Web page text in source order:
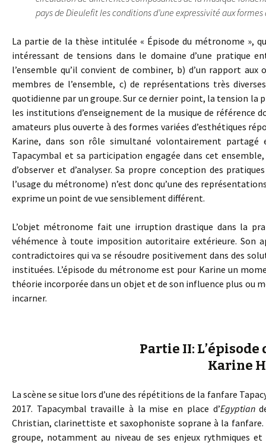
pays de Dieulefit les conditions d’une expressivité aux
La partie de la thèse intitulée « Épisode du métronome »,
intéressant de tensions dans le domaine d’une pratique
l’ensemble qu’il convient de combiner, b) d’un rapport
membres de l’ensemble, c) de représentations très
quotidienne par un groupe. Sur ce dernier point, la tension la
les institutions d’enseignement de la musique de référence
amateurs plus ouverte à des formes variées d’esthétiques
Karine, dans son rôle simultané volontairement partagé
Tapacymbal et sa participation engagée dans cet
d’observer et d’analyser. Sa propre conception des
l’usage du métronome) n’est donc qu’une des
exprime un point de vue sensiblement différent.
L’objet métronome fait une irruption drastique dans la
véhémence à toute imposition autoritaire extérieure. Son
contradictoires qui va se résoudre positivement dans des
instituées. L’épisode du métronome est pour Karine un
théorie incorporée dans un objet et de son influence plus ou
incarner.
Partie II:
Karine
La scène se situe lors d’une des répétitions de la fanfare
2017. Tapacymbal travaille à la mise en place d’Egyptian
Christian, clarinettiste et saxophoniste soprane à la
groupe, notamment au niveau de ses enjeux rythmiques